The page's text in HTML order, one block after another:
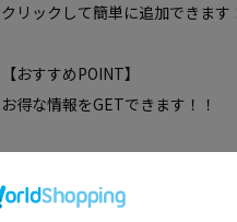
クリックして簡単に追加できます
【おすすめPOINT】
お得な情報をGETできます！！
再入荷通知や、値下げ情報・在